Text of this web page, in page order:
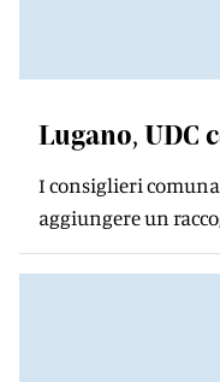
Lugano, UDC
I consiglieri
aggiungere un